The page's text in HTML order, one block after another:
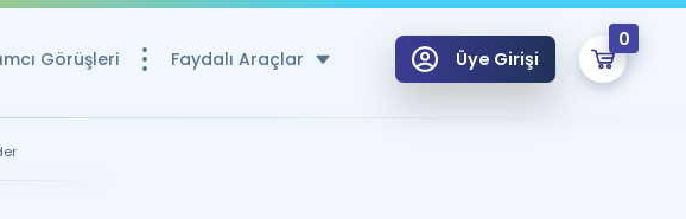
Görüşleri Faydalı Araçlar
Ücretsiz Kaynaklar
Üye Girişi
0